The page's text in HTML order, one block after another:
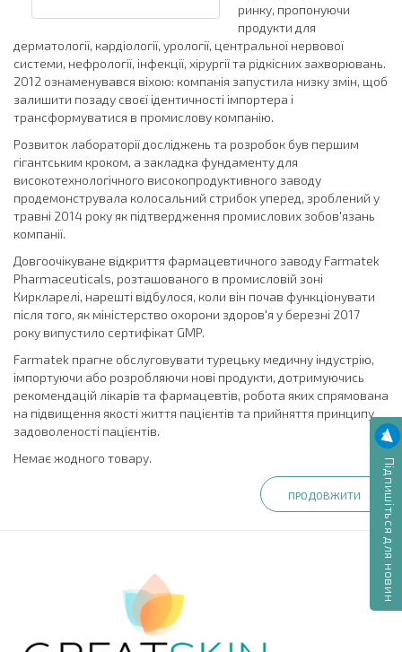
Підпишіться для новин
ринку, пропонуючи
продукти для
дерматології, кардіології, урології, центральної нервової
системи, нефрології, інфекції, хірургії та рідкісних захворювань.
2012 ознаменувався віхою: компанія запустила низку змін, щоб
залишити позаду своєї ідентичності імпортера і
трансформуватися в промислову компанію.
Розвиток лабораторії досліджень та розробок був першим
гігантським кроком, а закладка фундаменту для
високотехнологічного високопродуктивного заводу
продемонструвала колосальний стрибок уперед, зроблений у
травні 2014 року як підтвердження промислових зобов'язань
компанії.
Довгоочікуване відкриття фармацевтичного заводу Farmatek
Pharmaceuticals, розташованого в промисловій зоні
Киркларелі, нарешті відбулося, коли він почав функціонувати
після того, як міністерство охорони здоров'я у березні 2017
року випустило сертифікат GMP.
Farmatek прагне обслуговувати турецьку медичну індустрію,
імпортуючи або розробляючи нові продукти, дотримуючись
рекомендацій лікарів та фармацевтів, робота яких спрямована
на підвищення якості життя пацієнтів та прийняття принципу
задоволеності пацієнтів.
Немає жодного товару.
ПРОДОВЖИТИ